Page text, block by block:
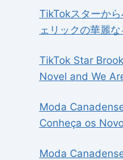
TikTokスターか
ェリックの華麗
TikTok Star
Novel and We
Moda
Conheça os
Moda